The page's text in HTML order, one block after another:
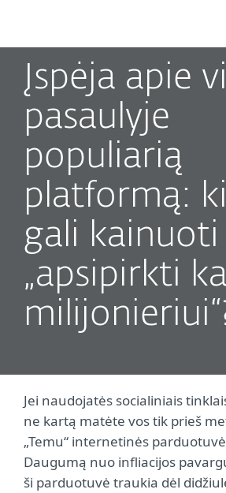
Įspėja apie
pasaulyje
populiarią
platformą:
gali kainuoti
„apsipirkti
Jei naudojatės socialiniais
ne kartą matėte vos tik prieš
„Temu“ internetinės
Daugumą nuo infliacijos
ši parduotuvė traukia dėl